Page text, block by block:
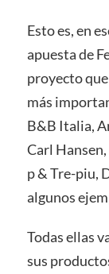
Esto es, en
apuesta de
proyecto
más
B&B Italia,
Carl
p & Tre-piu,
algunos
Todas ellas
sus